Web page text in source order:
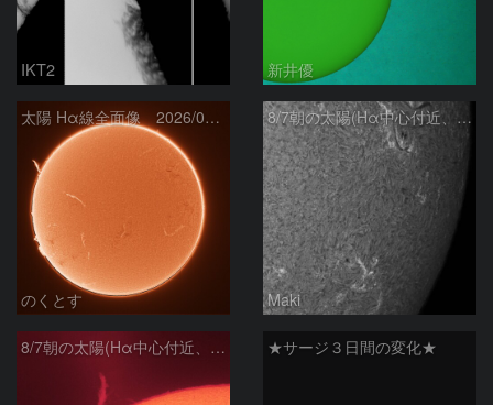
IKT2 新井優
太陽 Hα線全面像 2026/08/07
のくとす
8/7朝の太陽(Hα中心付近、4498、4502付近)
Maki
8/7朝の太陽(Hα中心付近、プロミネンス) ★サージ３日間の変化★